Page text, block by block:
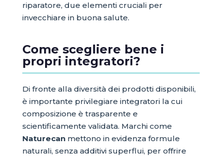
riparatore, due elementi cruciali per
invecchiare in buona salute.
Come scegliere bene i
propri integratori?
Di fronte alla diversità dei prodotti disponibili,
è importante privilegiare integratori la cui
composizione è trasparente e
scientificamente validata. Marchi come
Naturecanmettono in evidenza formule
naturali, senza additivi superflui, per offrire